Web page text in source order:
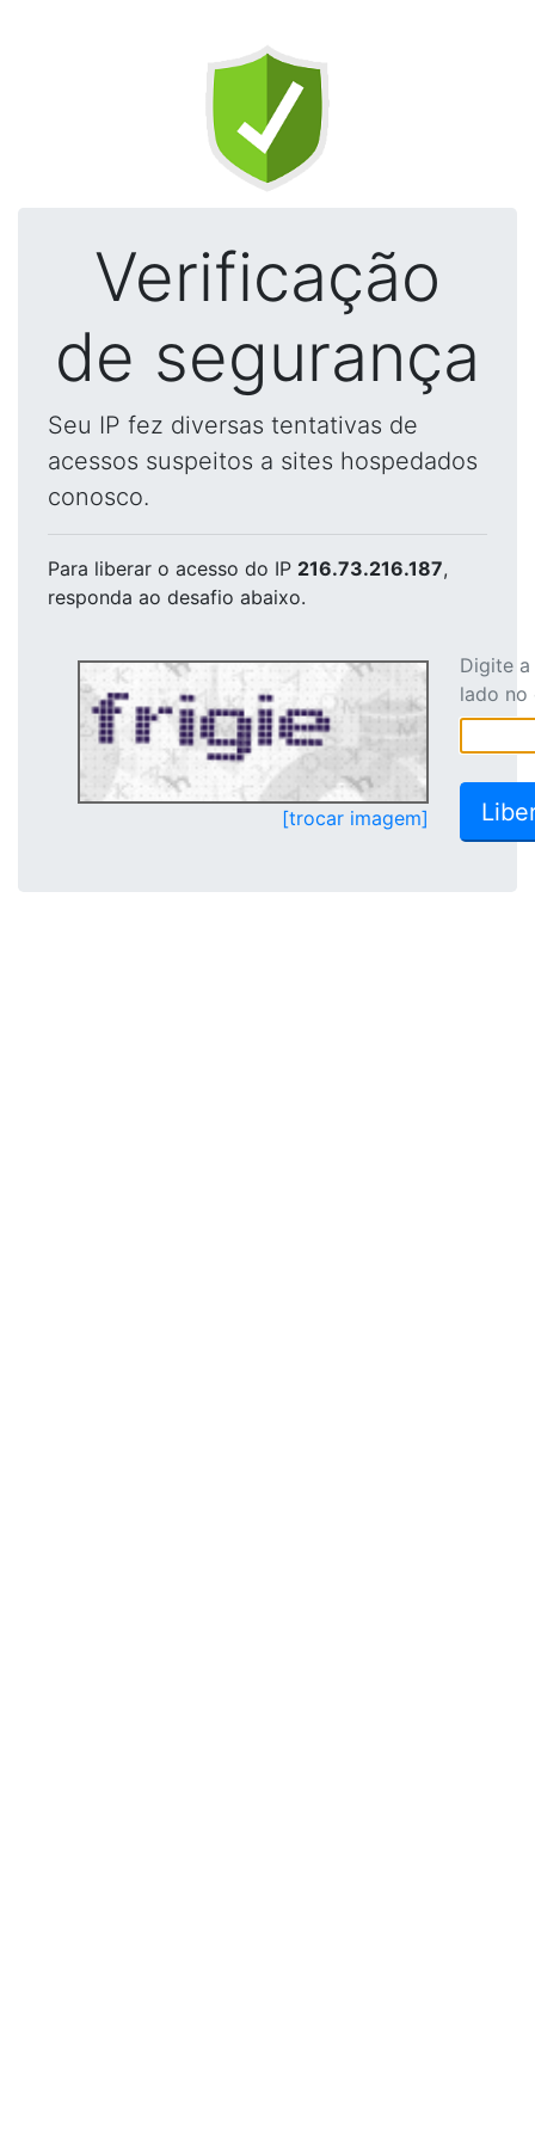
Verificação
de segurança
Seu IP fez diversas tentativas de
acessos suspeitos a sites hospedados
conosco.
Para liberar o acesso do IP 216.73.216.187,
responda ao desafio abaixo.
[trocar imagem]
Digite
lado no